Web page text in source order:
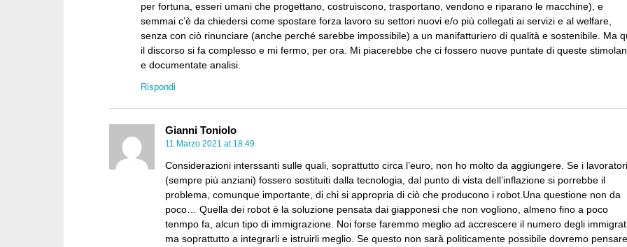
per fortuna, esseri umani che progettano, costruiscono, trasportano, vendono e riparano le macchine), e
semmai c’è da chiedersi come spostare forza lavoro su settori nuovi e/o più collegati ai servizi e al welfare,
senza con ciò rinunciare (anche perché sarebbe impossibile) a un manifatturiero di qualità e sostenibile. Ma
il discorso si fa complesso e mi fermo, per ora. Mi piacerebbe che ci fossero nuove puntate di queste
e documentate analisi.
Rispondi
Gianni Toniolo
11 Marzo 2021 at 18:49
Considerazioni interssanti sulle quali, soprattutto circa l’euro, non ho molto da aggiungere. Se i lavoratori
(sempre più anziani) fossero sostituiti dalla tecnologia, dal punto di vista dell’inflazione si porrebbe il
problema, comunque importante, di chi si appropria di ciò che producono i robot.Una questione non da
poco… Quella dei robot è la soluzione pensata dai giapponesi che non vogliono, almeno fino a poco
tenmpo fa, alcun tipo di immigrazione. Noi forse faremmo meglio ad accrescere il numero degli
ma soprattutto a integrarli e istruirli meglio. Se questo non sarà politicamente possibile dovremo pensare